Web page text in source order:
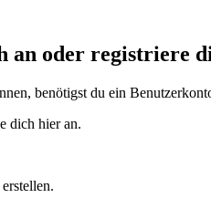
an oder registriere
benötigst du ein
dich hier an.